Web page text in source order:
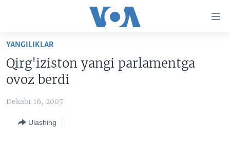
Boshiga
Qidiruvga
o'ting
AMERIKA
VATANDOSHLAR
YANGILIKLAR
Qirg'iziston yangi parlamentga
ovoz berdi
Dekabr 16, 2007
Ulashing